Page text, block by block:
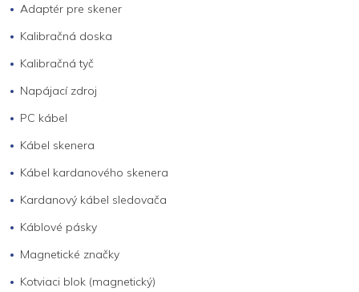
Adaptér pre skener
Kalibračná doska
Kalibračná tyč
Napájací zdroj
PC kábel
Kábel skenera
Kábel kardanového skenera
Kardanový kábel sledovača
Káblové pásky
Magnetické značky
Kotviaci blok (magnetický)